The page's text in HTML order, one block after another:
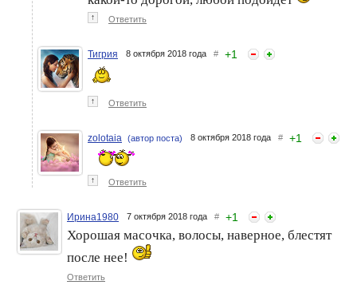
↑ Ответить
Тигрия 8 октября 2018 года # +1
↑ Ответить
zolotaia (автор поста) 8 октября 2018 года # +1
↑ Ответить
Ирина1980 7 октября 2018 года # +1
Хорошая масочка, волосы, наверное, блестят
после нее!
Ответить